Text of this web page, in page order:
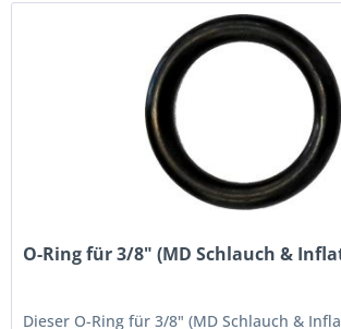
O-Ring für 3/8" (MD Schlauch &
Dieser O-Ring für 3/8" (MD Schlauch &